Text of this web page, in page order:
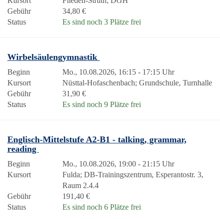
Gebühr
34,80 €
Status
Es sind noch 3 Plätze frei
Wirbelsäulengymnastik
Beginn
Mo., 10.08.2026, 16:15 - 17:15 Uhr
Kursort
Nüsttal-Hofaschenbach; Grundschule, Turnhalle
Gebühr
31,90 €
Status
Es sind noch 9 Plätze frei
Englisch-Mittelstufe A2-B1 - talking, grammar,
reading
Beginn
Mo., 10.08.2026, 19:00 - 21:15 Uhr
Kursort
Fulda; DB-Trainingszentrum, Esperantostr. 3,
Raum 2.4.4
Gebühr
191,40 €
Status
Es sind noch 6 Plätze frei